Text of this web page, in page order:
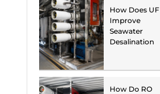
How Does UF
Improve
Seawater
Desalination
How Do RO